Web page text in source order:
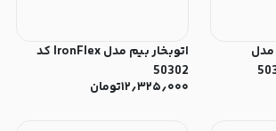
مدل
اتوبخار بیم مدل IronFlex کد
50302
۱۲٫۳۲۵٫۰۰۰تومان